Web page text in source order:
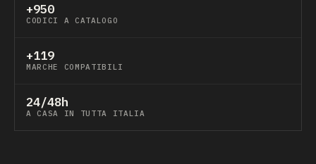
+950
CODICI A CATALOGO
+119
MARCHE COMPATIBILI
24/48h
A CASA IN TUTTA ITALIA